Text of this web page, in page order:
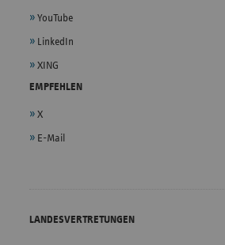
YouTube
LinkedIn
XING
EMPFEHLEN
X
E-Mail
LANDESVERTRETUNGEN